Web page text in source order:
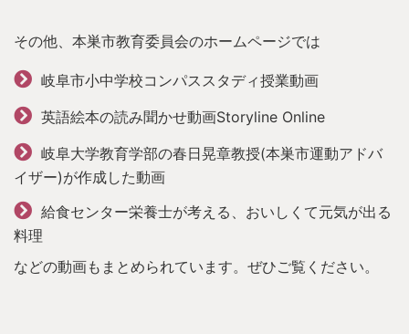
その他、本巣市教育委員会のホームページでは
岐阜市小中学校コンパススタディ授業動画
英語絵本の読み聞かせ動画Storyline Online
岐阜大学教育学部の春日晃章教授(本巣市運動アドバ
イザー)が作成した動画
給食センター栄養士が考える、おいしくて元気が出る
料理
などの動画もまとめられています。ぜひご覧ください。